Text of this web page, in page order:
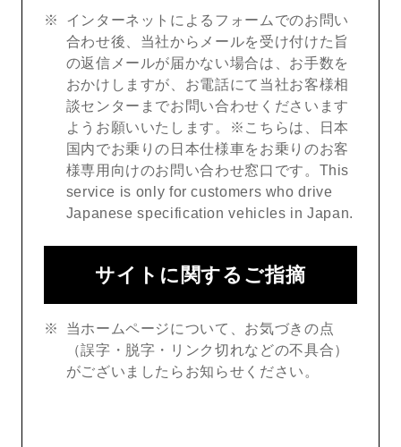
インターネットによるフォームでのお問い
合わせ後、当社からメールを受け付けた旨
の返信メールが届かない場合は、お手数を
おかけしますが、お電話にて当社お客様相
談センターまでお問い合わせくださいます
ようお願いいたします。※こちらは、日本
国内でお乗りの日本仕様車をお乗りのお客
様専用向けのお問い合わせ窓口です。This
service is only for customers who drive
Japanese specification vehicles in Japan.
サイトに関するご指摘
当ホームページについて、お気づきの点
（誤字・脱字・リンク切れなどの不具合）
がございましたらお知らせください。